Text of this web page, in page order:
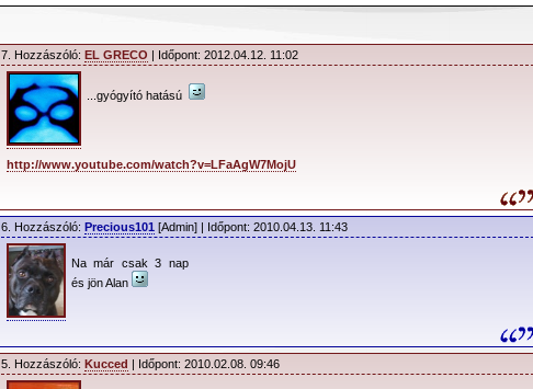
7. Hozzászóló: EL GRECO | Időpont: 2012.04.12. 11:02
...gyógyító hatású
http://www.youtube.com/watch?v=LFaAgW7MojU
6. Hozzászóló: Precious101 [Admin] | Időpont: 2010.04.13. 11:43
Na már csak 3 nap
és jön Alan
5. Hozzászóló: Kucced | Időpont: 2010.02.08. 09:46